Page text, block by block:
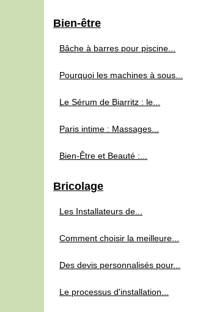
Bien-être
Bâche à barres pour piscine...
Pourquoi les machines à sous...
Le Sérum de Biarritz : le...
Paris intime : Massages...
Bien-Être et Beauté :...
Bricolage
Les Installateurs de...
Comment choisir la meilleure...
Des devis personnalisés pour...
Le processus d'installation...